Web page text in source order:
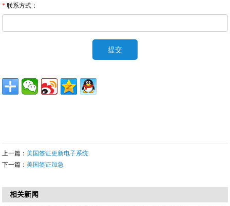
* 联系方式：
上一篇：美国签证更新电子系统
下一篇：美国签证加急
相关新闻